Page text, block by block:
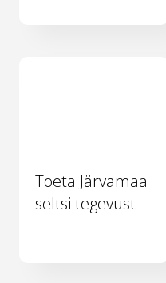
Toeta Järvamaa
seltsi tegevust